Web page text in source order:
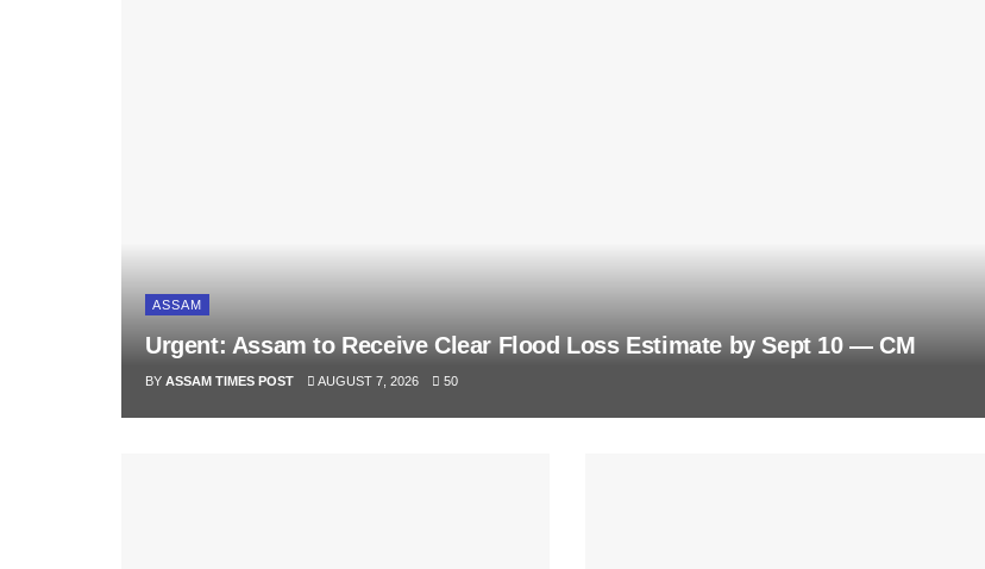
ASSAM
Urgent: Assam to Receive Clear Flood Loss Estimate by Sept 10 — CM
BY ASSAM TIMES POST AUGUST 7, 2026 50